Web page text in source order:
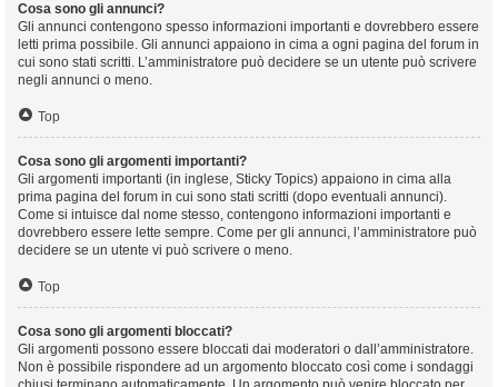
Cosa sono gli annunci?
Gli annunci contengono spesso informazioni importanti e dovrebbero essere
letti prima possibile. Gli annunci appaiono in cima a ogni pagina del forum in
cui sono stati scritti. L’amministratore può decidere se un utente può scrivere
negli annunci o meno.
Top
Cosa sono gli argomenti importanti?
Gli argomenti importanti (in inglese, Sticky Topics) appaiono in cima alla
prima pagina del forum in cui sono stati scritti (dopo eventuali annunci).
Come si intuisce dal nome stesso, contengono informazioni importanti e
dovrebbero essere lette sempre. Come per gli annunci, l’amministratore può
decidere se un utente vi può scrivere o meno.
Top
Cosa sono gli argomenti bloccati?
Gli argomenti possono essere bloccati dai moderatori o dall’amministratore.
Non è possibile rispondere ad un argomento bloccato così come i sondaggi